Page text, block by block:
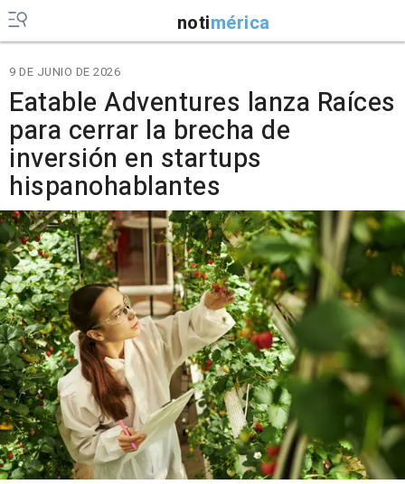
notimérica
9 DE JUNIO DE 2026
Eatable Adventures lanza Raíces
para cerrar la brecha de
inversión en startups
hispanohablantes